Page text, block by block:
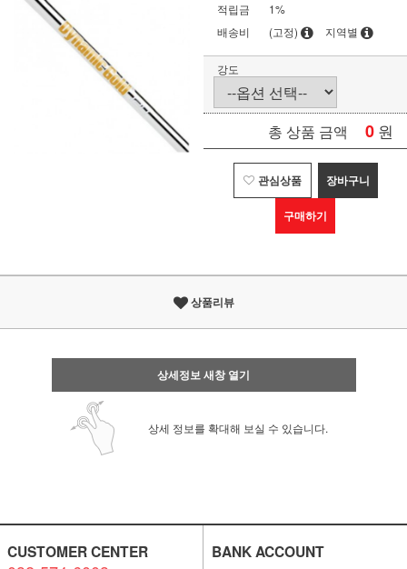
적립금
1%
배송비
(고정) 지역별
강도
총 상품 금액 0 원
관심상품 장바구니
구매하기
상품리뷰
상세정보 새창 열기
상세 정보를 확대해 보실 수 있습니다.
CUSTOMER CENTER BANK ACCOUNT